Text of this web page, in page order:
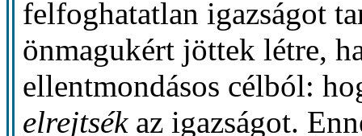
felfoghatatlan igazságot
önmagukért jöttek létre,
ellentmondásos célból:
elrejtsékaz igazságot.